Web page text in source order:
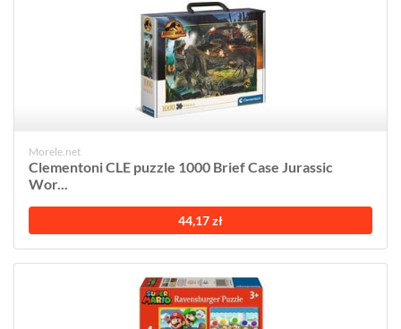
Morele.net
Clementoni CLE puzzle 1000 Brief Case Jurassic
Wor...
44,17 zł